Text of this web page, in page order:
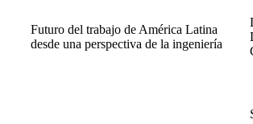
Futuro del trabajo de América Latina
desde una perspectiva de la ingeniería